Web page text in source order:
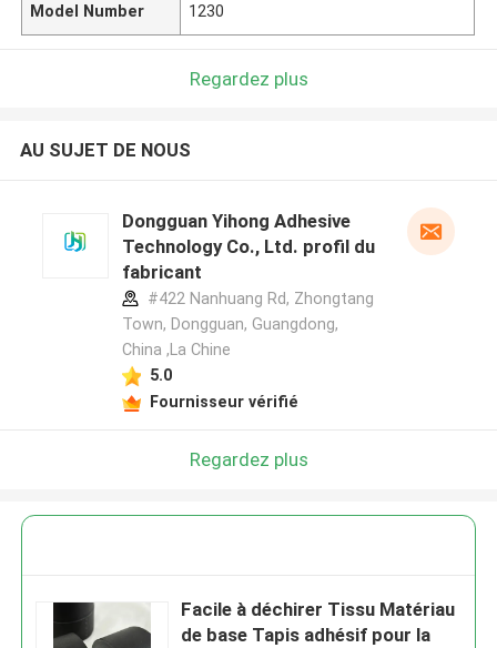
Model Number 1230
Regardez plus
AU SUJET DE NOUS
Dongguan Yihong Adhesive
Technology Co., Ltd. profil du
fabricant
#422 Nanhuang Rd, Zhongtang
Town, Dongguan, Guangdong,
China ,La Chine
5.0
Fournisseur vérifié
Regardez plus
Facile à déchirer Tissu Matériau
de base Tapis adhésif pour la